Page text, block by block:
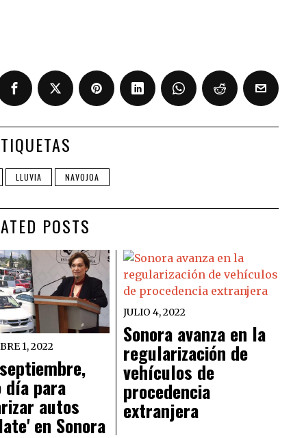
LLUVIA NAVOJOA
POSTS
1, 2022
para
autos
en Sonora
JULIO 4, 2022
Sonora avanza en la
regularización de
vehículos de
procedencia
extranjera